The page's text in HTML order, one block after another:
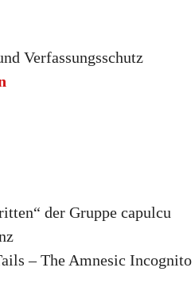
Verfassungsschutz
der Gruppe capulcu
– The Amnesic Incognito